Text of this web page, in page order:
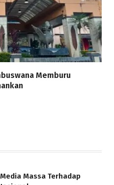
Memburu
Massa Terhadap